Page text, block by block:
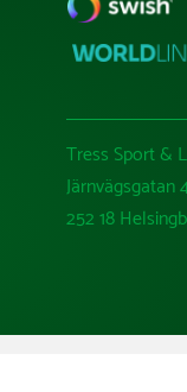
Tress Sport &
Järnvägsgatan
252 18